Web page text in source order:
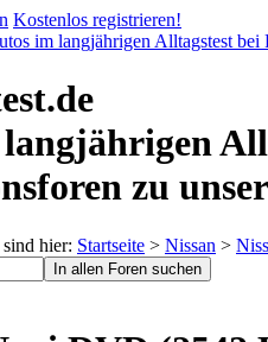
Kostenlos registrieren!
zu
sind hier: Startseite > Nissan >